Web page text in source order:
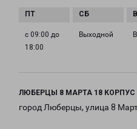
с 09:00 до
18:00
Выходной
ЛЮБЕРЦЫ 8 МАРТА 18 КОРПУС
город Люберцы, улица 8